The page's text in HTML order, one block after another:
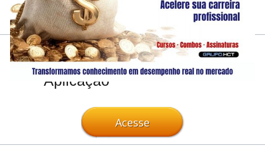
Acesse
Gerenciamento de
Projetos - Metodologia e
Aplicação
Acesse